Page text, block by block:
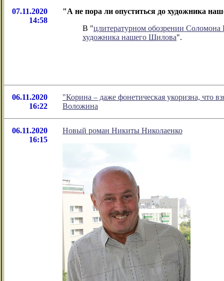
07.11.2020
14:58
"А не пора ли опуститься до художника
В "цлитературном обозрении
художника нашего Шилова".
06.11.2020
16:22
"Корина – даже фонетическая укоризна, что
Воложина
06.11.2020
16:15
Новый роман Никиты Николаенко